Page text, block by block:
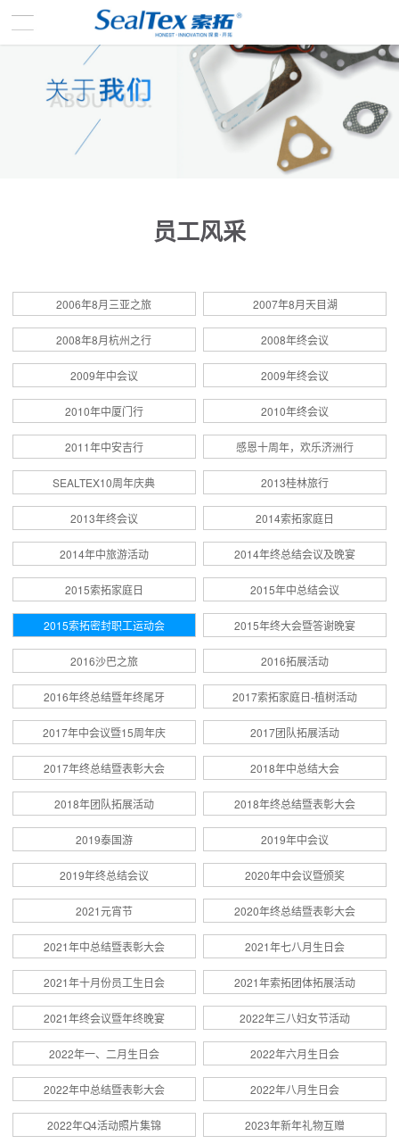
员工风采
2006年8月三亚之旅 2007年8月天目湖
2008年8月杭州之行 2008年终会议
2009年中会议 2009年终会议
2010年中厦门行 2010年终会议
2011年中安吉行 感恩十周年，欢乐济洲行
SEALTEX10周年庆典 2013桂林旅行
2013年终会议 2014索拓家庭日
2014年中旅游活动 2014年终总结会议及晚宴
2015索拓家庭日 2015年中总结会议
2015索拓密封职工运动会 2015年终大会暨答谢晚宴
2016沙巴之旅 2016拓展活动
2016年终总结暨年终尾牙 2017索拓家庭日-植树活动
2017年中会议暨15周年庆 2017团队拓展活动
2017年终总结暨表彰大会 2018年中总结大会
2018年团队拓展活动 2018年终总结暨表彰大会
2019泰国游 2019年中会议
2019年终总结会议 2020年中会议暨颁奖
2021元宵节 2020年终总结暨表彰大会
2021年中总结暨表彰大会 2021年七八月生日会
2021年十月份员工生日会 2021年索拓团体拓展活动
2021年终会议暨年终晚宴 2022年三八妇女节活动
2022年一、二月生日会 2022年六月生日会
2022年中总结暨表彰大会 2022年八月生日会
2022年Q4活动照片集锦 2023年新年礼物互赠